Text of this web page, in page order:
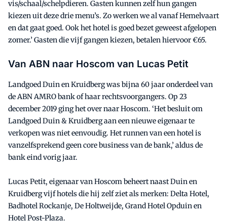
vis/schaal/schelpdieren. Gasten kunnen zelf hun gangen
kiezen uit deze drie menu’s. Zo werken we al vanaf Hemelvaart
en dat gaat goed. Ook het hotel is goed bezet geweest afgelopen
zomer.’ Gasten die vijf gangen kiezen, betalen hiervoor €65.
Van ABN naar Hoscom van Lucas Petit
Landgoed Duin en Kruidberg was bijna 60 jaar onderdeel van
de ABN AMRO bank of haar rechtsvoorgangers. Op 23
december 2019 ging het over naar Hoscom. ‘Het besluit om
Landgoed Duin & Kruidberg aan een nieuwe eigenaar te
verkopen was niet eenvoudig. Het runnen van een hotel is
vanzelfsprekend geen core business van de bank,’ aldus de
bank eind vorig jaar.
Lucas Petit, eigenaar van Hoscom beheert naast Duin en
Kruidberg vijf hotels die hij zelf ziet als merken: Delta Hotel,
Badhotel Rockanje, De Holtweijde, Grand Hotel Opduin en
Hotel Post-Plaza.